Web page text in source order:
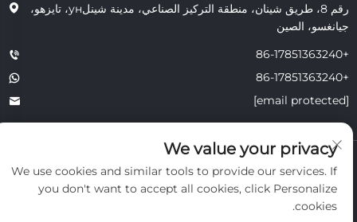
رقم 8، طريق شينان، منطقة التركيز الصناعي، مدينة شينلун، تايزهو،
جيانغسو، الصين
+86-17851363240
+86-17851363240
TECHNOLOGY CO., LTD. جميع الحقوق محفوظة.
الخصوصية
We value your privacy
We use cookies and similar tools to provide our services. If
you don't want to accept all cookies, click Personalize
cookies.